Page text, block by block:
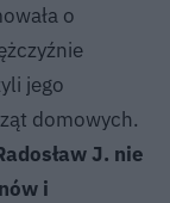
o
jego
domowych.
J. nie
i